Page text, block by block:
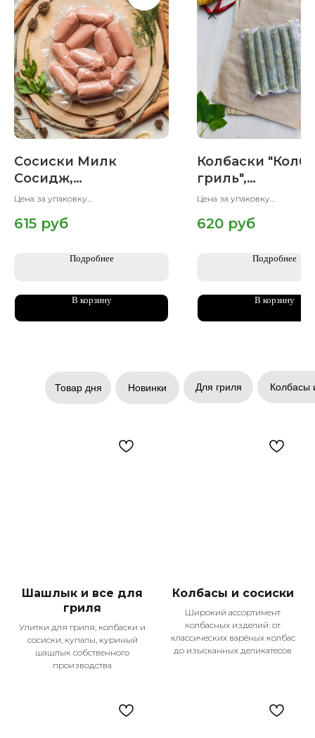
Сосиски Милк
Сосидж,
искусственная
Халяль, 500 гр
Цена за упаковку
615 руб
Подробнее
В корзину
Колбаски
гриль",
замороженные,
Цена за упаковку
620 руб
Подробнее
В корзину
Товар дня Новинки Для гриля Колбасы
Шашлык и все для
гриля
Улитки для гриля, колбаски и
сосиски, купалы, куриный
шашлык собственного
производства
Колбасы и сосиски
Широкий ассортимент
колбасных изделий: от
классических варёных колбас
до изысканных деликатесов